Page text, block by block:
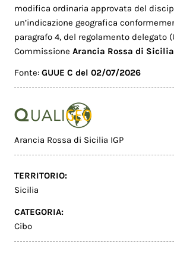
modifica ordinaria approvata del
un’indicazione geografica
paragrafo 4, del regolamento delegato
CommissioneArancia Rossa di Sicilia
Fonte:GUUE C del 02/07/2026
Arancia Rossa di Sicilia IGP
TERRITORIO:
Sicilia
CATEGORIA:
Cibo